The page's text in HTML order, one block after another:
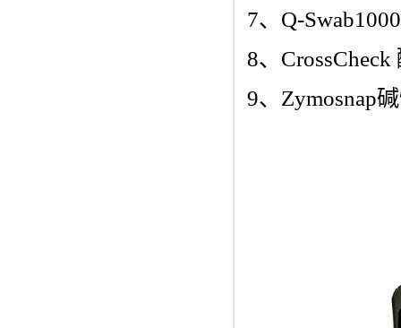
7、Q-
8、
9、Zymosnap